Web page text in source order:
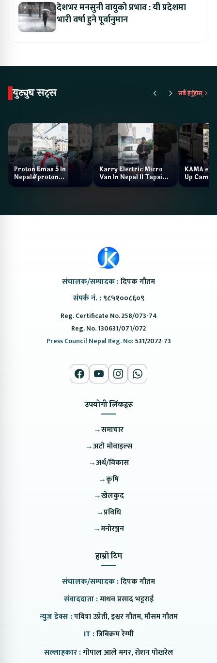
देशभर मनसुनी वायुको प्रभाव : यी प्रदेशमा
भारी वर्षा हुने पूर्वानुमान
युट्युब सट्स सबै हेर्नुहोस्
Proton Emas 5 In
Nepal#proton
#protonemas5#protonnepal#evcarnepal
Karry Electric Micro
Van In Nepal II Tapaiko
KAMA eV
Up Camp
संचालक/सम्पादक :दिपक गौतम
संपर्क नं. : ९८५१००८६०९
Reg. Certificate No. 258/073-74
Reg. No. 130631/071/072
Press Council Nepal Reg. No:531/2072-73
उपयोगी लिंकहरु
→समाचार
→अटो मोवाइल्स
→अर्थ/विकास
→कृषि
→खेलकुद
→प्रविधि
→मनोरञ्जन
हाम्रो टिम
संचालक/सम्पादक :दिपक गौतम
संवाददाता :माधव प्रसाद भट्टराई
न्युज डेक्स :पवित्रा उप्रेती, इश्वर गौतम, मौसम गौतम
IT :त्रिबिक्रम रेग्मी
सल्लाहकार :गोपाल आले मगर, रोशन पोखरेल